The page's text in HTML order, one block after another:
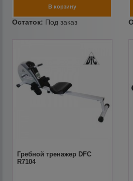
Гребной тренажер DFC
R7104